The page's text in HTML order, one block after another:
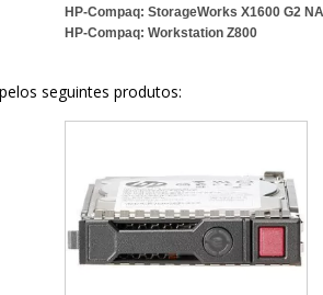
HP-Compaq: StorageWorks X1600 G2
HP-Compaq: Workstation Z800
seguintes produtos: